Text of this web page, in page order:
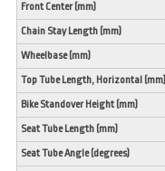
Front Center (mm)
Chain Stay Length (mm)
Wheelbase (mm)
Top Tube Length, Horizontal (mm)
Bike Standover Height (mm)
Seat Tube Length (mm)
Seat Tube Angle (degrees)